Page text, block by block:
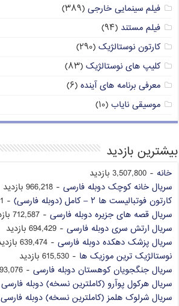
فیلم سینمایی خارجی (۳۸۹)
فیلم مستند (۹۴)
کارتون نوستالژیک (۲۹۰)
کلیپ های نوستالژیک (۸۳)
معرفی برنامه های آینده (۶)
موسیقی نایاب (۱۰)
بیشترین بازدید
خانه - 3,507,800 بازدید
سریال خانه کوچک دوبله فارسی - 966,218 بازدید
کارتون فوتبالیست ها ۲ – کامل (دوبله فارسی)
- 834,941 بازدید
سریال قصه های جزیره دوبله فارسی - 712,587 بازدید
سریال ارتش سری دوبله فارسی - 694,429 بازدید
سریال پزشک دهکده دوبله فارسی - 639,474 بازدید
نوستالژیک ترین موزیک ها - 615,530 بازدید
سریال جنگجویان کوهستان دوبله فارسی - 593,076 بازدید
سریال هرکول پوآرو (کاملترین نسخه) دوبله فارسی
سریال شرلوک هلمز (کاملترین نسخه) دوبله فارسی